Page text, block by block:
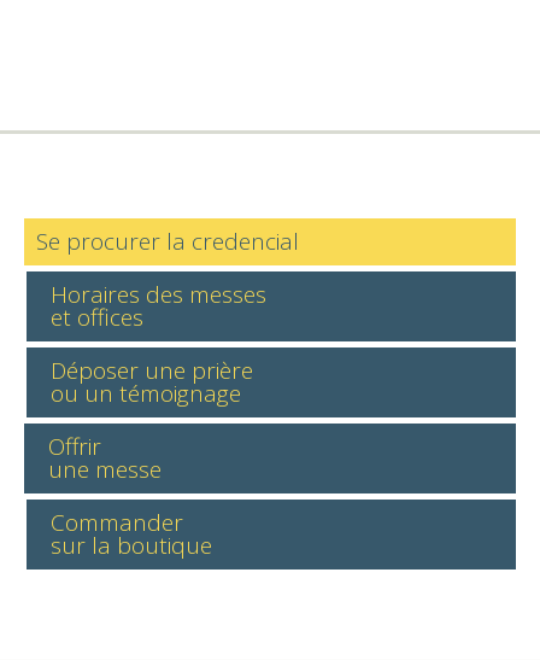
Se procurer la credencial
Horaires des messes
et offices
Déposer une prière
ou un témoignage
Offrir
une messe
Commander
sur la boutique